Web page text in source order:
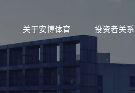
关于安博体育 投资者关系